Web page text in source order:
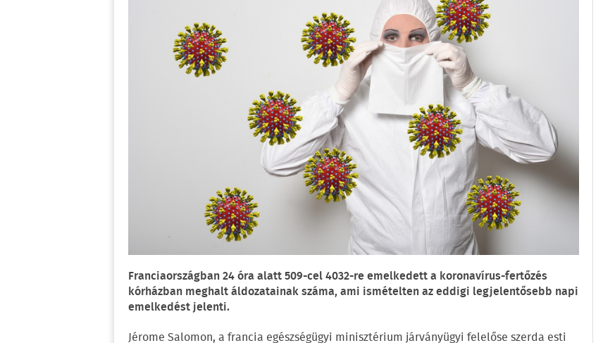
Franciaországban 24 óra alatt 509-cel 4032-re emelkedett a koronavírus-fertőzés
kórházban meghalt áldozatainak száma, ami ismételten az eddigi legjelentősebb napi
emelkedést jelenti.
Jérome Salomon, a francia egészségügyi minisztérium járványügyi felelőse szerda esti